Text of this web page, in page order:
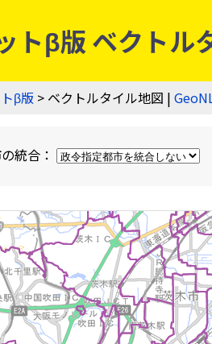
トβ版 ベクトル
β版 > ベクトルタイル地図 |
統合：